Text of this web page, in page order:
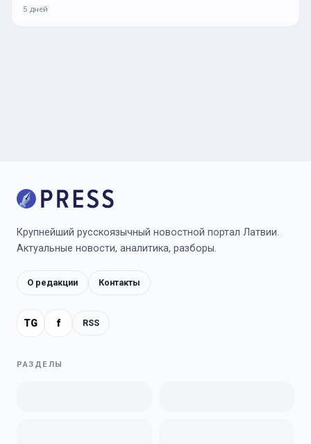
5 дней
Крупнейший русскоязычный новостной портал Латвии.
Актуальные новости, аналитика, разборы.
О редакции Контакты
TG f RSS
РАЗДЕЛЫ